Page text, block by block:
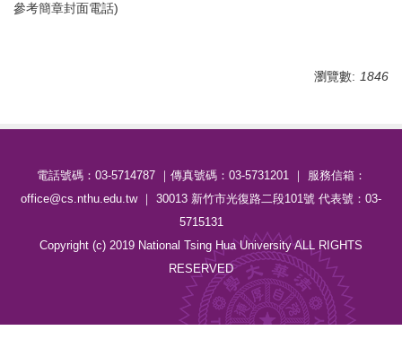
參考簡章封面電話)
瀏覽數: 1846
電話號碼：03-5714787 ｜傳真號碼：03-5731201 ｜ 服務信箱：
office@cs.nthu.edu.tw ｜ 30013 新竹市光復路二段101號 代表號：03-
5715131
Copyright (c) 2019 National Tsing Hua University ALL RIGHTS
RESERVED